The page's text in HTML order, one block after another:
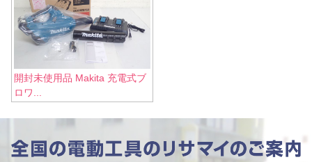
開封未使用品 Makita 充電式ブ
ロワ...